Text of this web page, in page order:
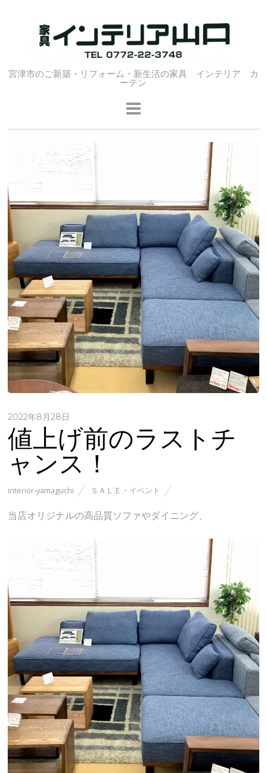
宮津市のご新築・リフォーム・新生活の家具 インテリア カ
ーテン
2022年8月28日
値上げ前のラストチ
ャンス！
interior-yamaguchi ＳＡＬＥ・イベント
当店オリジナルの高品質ソファやダイニング、